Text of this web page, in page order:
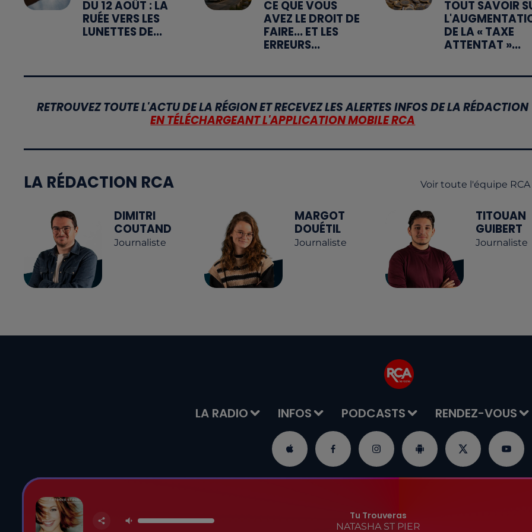
DU 12 AOÛT : LA
RUÉE VERS LES
LUNETTES DE...
CE QUE VOUS
AVEZ LE DROIT DE
FAIRE... ET LES
ERREURS...
TOUT SAVOIR
DE LA « TAXE
ATTENTAT »...
RETROUVEZ TOUTE L'ACTU DE LA RÉGION ET RECEVEZ LES ALERTES INFOS DE LA RÉDACTION
EN TÉLÉCHARGEANT L'APPLICATION MOBILE RCA
LA RÉDACTION RCA Voir toute l'équipe RCA
DIMITRI
COUTAND
Journaliste
MARGOT
DOUÉTIL
Journaliste
TITOUAN
GUIBERT
Journaliste
LA RADIO INFOS PODCASTS RENDEZ-VOUS
Tu Trouveras
NATASHA ST PIER